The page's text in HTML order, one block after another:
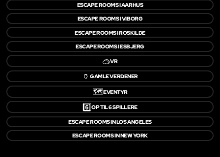
ESCAPE ROOMS I AARHUS
ESCAPE ROOMS I VIBORG
ESCAPE ROOMS I ROSKILDE
ESCAPE ROOMS I ESBJERG
🥽VR
🏺GAMLE VERDENER
🗺️EVENTYR
6️⃣OP TIL 6 SPILLERE
ESCAPE ROOMS IN LOS ANGELES
ESCAPE ROOMS IN NEW YORK